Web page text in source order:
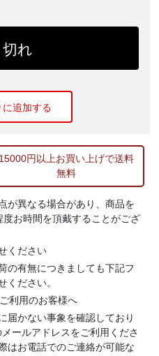
追加する
15000円以上お買い上げで送料
無料
が異なる場合があり、商品を
お時間を頂戴することがござ
ください
の有無につきましても下記フ
ください。
利用のお客様へ
届かない事象を確認しており
ールアドレスをご利用くださ
はお電話でのご連絡が可能な